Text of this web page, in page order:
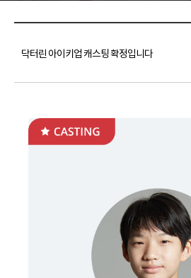
닥터린 아이키업 캐스팅 확정입니다